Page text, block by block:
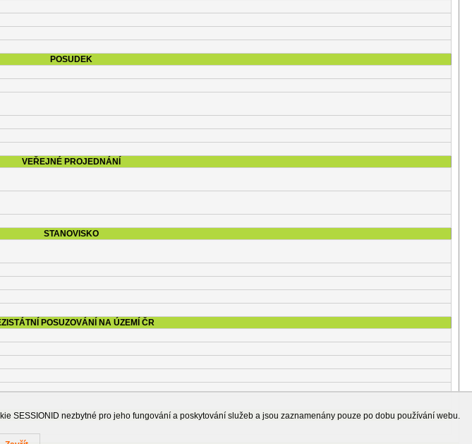
POSUDEK
VEŘEJNÉ PROJEDNÁNÍ
STANOVISKO
POSUZOVÁNÍ NA ÚZEMÍ ČR
OSTATNÍ INFORMACE
SESSIONID nezbytné pro jeho fungování a poskytování služeb a jsou zaznamenány pouze po dobu používání webu.